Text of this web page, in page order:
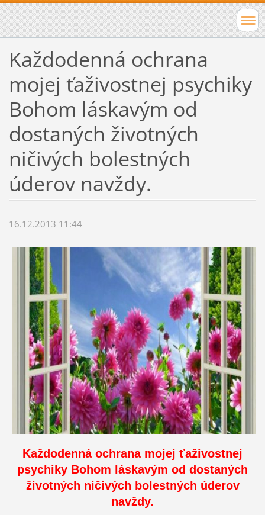
Každodenná ochrana
mojej ťaživostnej psychiky
Bohom láskavým od
dostaných životných
ničivých bolestných
úderov navždy.
16.12.2013 11:44
Každodenná ochrana mojej ťaživostnej
psychiky Bohom láskavým od dostaných
životných ničivých bolestných úderov
navždy.